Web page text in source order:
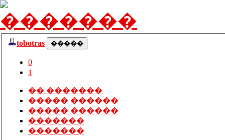
tobotras
0
1
�� �������
����� ������
����� ������
�������
�������